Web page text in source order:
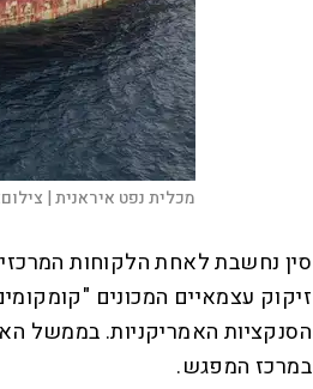
מכלית נפט איראנית |
סין נחשבת לאחת הלקוחות
זיקוק עצמאיים המכונים
הסנקציות האמריקניות. בממשל
במרכז המפגש.